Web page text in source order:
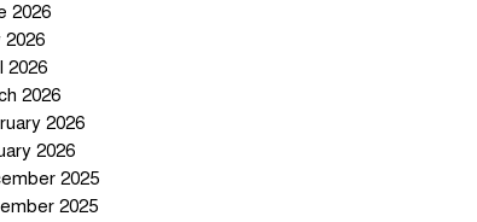
2026
2026
2026
2026
2026
2026
2025
2025